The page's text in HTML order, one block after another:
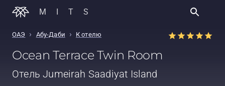
MITS
ОАЭ › Абу-Даби › К отелю
Ocean Terrace Twin Room
ОтельJumeirah Saadiyat Island